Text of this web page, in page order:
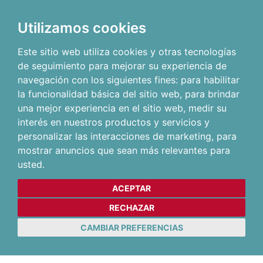
Utilizamos cookies
Este sitio web utiliza cookies y otras tecnologías
de seguimiento para mejorar su experiencia de
navegación con los siguientes fines: para habilitar
la funcionalidad básica del sitio web, para brindar
una mejor experiencia en el sitio web, medir su
interés en nuestros productos y servicios y
personalizar las interacciones de marketing, para
mostrar anuncios que sean más relevantes para
usted.
ACEPTAR
RECHAZAR
CAMBIAR PREFERENCIAS